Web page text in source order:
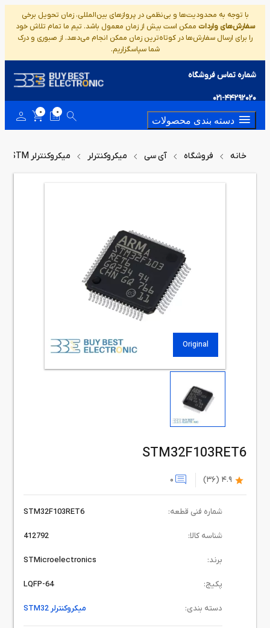
با توجه به محدودیت‌ها و بی‌نظمی در پروازهای بین‌المللی، زمان تحویل برخی
سفارش‌های واردات ممکن است بیش از زمان معمول باشد. تیم ما تمام تلاش خود
را برای ارسال سفارش‌ها در کوتاه‌ترین زمان ممکن انجام می‌دهد. از صبوری و درک
شما سپاسگزاریم.
شماره تماس فروشگاه
021-44292020
دسته بندی محصولات
0
0
خانه فروشگاه آی سی میکروکنترلر میکروکنترلر STM
Original
STM32F103RET6
4.9
(36)
0
شماره فنی قطعه: STM32F103RET6
شناسه کالا: 412792
برند: STMicroelectronics
پکیج: LQFP-64
دسته بندی: میکروکنترلر STM32